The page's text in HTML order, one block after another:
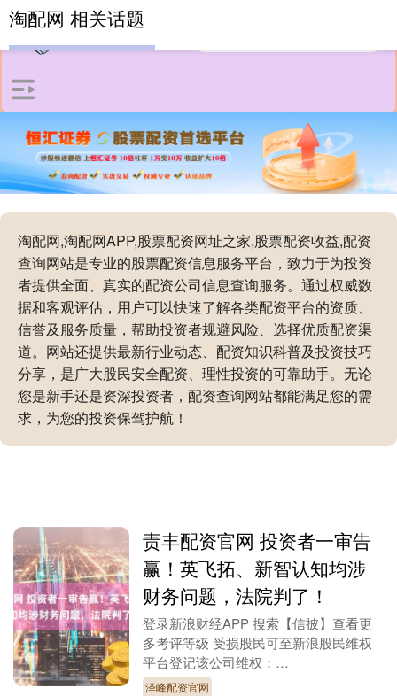
淘配网,淘配网APP,股票配资网址之家,股票配资收益,配资
查询网站是专业的股票配资信息服务平台，致力于为投资
者提供全面、真实的配资公司信息查询服务。通过权威数
据和客观评估，用户可以快速了解各类配资平台的资质、
信誉及服务质量，帮助投资者规避风险、选择优质配资渠
道。网站还提供最新行业动态、配资知识科普及投资技巧
分享，是广大股民安全配资、理性投资的可靠助手。无论
您是新手还是资深投资者，配资查询网站都能满足您的需
求，为您的投资保驾护航！
淘配网 相关话题
责丰配资官网 投资者一审告
赢！英飞拓、新智认知均涉
财务问题，法院判了！
登录新浪财经APP 搜索【信披】查看更
多考评等级 受损股民可至新浪股民维权
平台登记该公司维权：
http://wq.finance.sina.com.cn/ 关注....
泽峰配资官网